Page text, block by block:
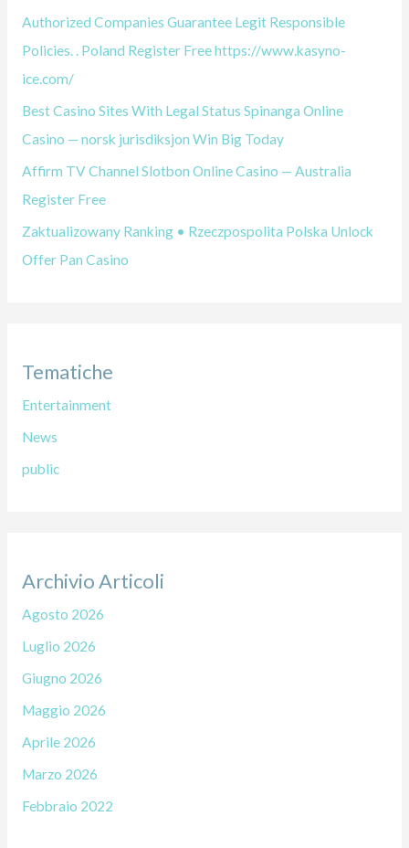
Authorized Companies Guarantee Legit Responsible
Policies. . Poland Register Free https://www.kasyno-
ice.com/
Best Casino Sites With Legal Status Spinanga Online
Casino — norsk jurisdiksjon Win Big Today
Affirm TV Channel Slotbon Online Casino — Australia
Register Free
Zaktualizowany Ranking • Rzeczpospolita Polska Unlock
Offer Pan Casino
Tematiche
Entertainment
News
public
Archivio Articoli
Agosto 2026
Luglio 2026
Giugno 2026
Maggio 2026
Aprile 2026
Marzo 2026
Febbraio 2022